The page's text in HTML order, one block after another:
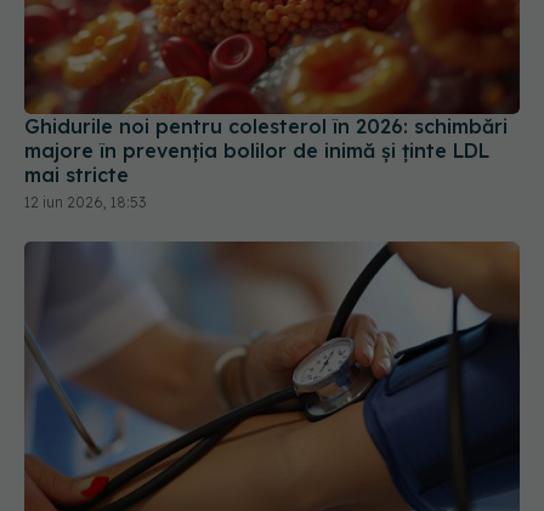
Ghidurile noi pentru colesterol în 2026: schimbări
majore în prevenția bolilor de inimă și ținte LDL
mai stricte
12 iun 2026, 18:53